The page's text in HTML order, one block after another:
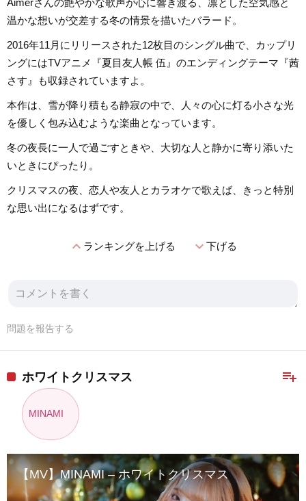
Aimerさんの艶やかな歌声が心に響き渡る、凛とした空気感と
温かな想いが交差する冬の情景を描いたバラード。
2016年11月にリリースされた12枚目のシングル曲で、カップリ
ングにはTVアニメ『夏目友人帳 伍』のエンディングテーマ『茜
さす』も収録されていますよ。
本作は、雪が降り積もる静寂の中で、人々の心に灯る小さな光
を優しく包み込むような楽曲となっています。
冬の夜長に一人で過ごすときや、大切な人と静かに寄り添いた
いときにぴったり。
クリスマスの夜、恋人や友人とカラオケで歌えば、きっと特別
な思い出になるはずです。
expand_lessランキングを上げる expand_more下げる
問題を報告する
playlist_add
ホワイトクリスマス
MINAMI
【MV】MINAMI – ホワイトクリスマス